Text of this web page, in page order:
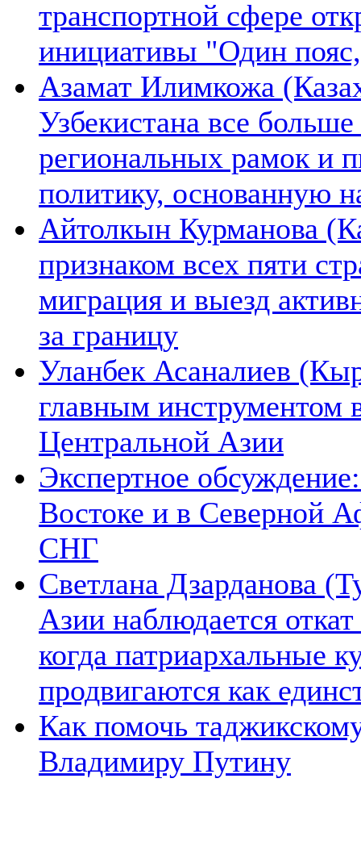
транспортной сфере
инициативы "Один
Азамат Илимкожа
Узбекистана все
региональных рамок и
политику, основанную
Айтолкын Курманова
признаком всех пяти
миграция и выезд
за границу
Уланбек Асаналиев
главным инструментом
Центральной Азии
Экспертное
Востоке и в Северной
СНГ
Светлана Дзарданова
Азии наблюдается
когда патриархальные
продвигаются как
Как помочь
Владимиру Путину